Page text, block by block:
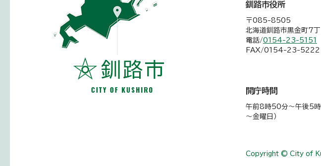
釧路市役所
〒085-8505
北海道釧路市黒金町7
電話/0154-23-5151
FAX/0154-23-5222
開庁時間
午前8時50分～午後5時
～金曜日）
Copyright © City of